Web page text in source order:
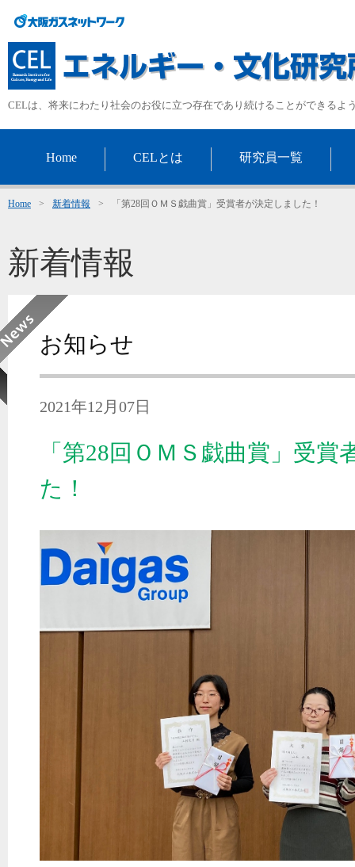
CELは、将来にわたり社会のお役に立つ存在であり続けることができるよ
Home CELとは 研究員一覧
Home > 新着情報 > 「第28回ＯＭＳ戯曲賞」受賞者が決定しました！
新着情報
お知らせ
2021年12月07日
「第28回ＯＭＳ戯曲賞」受賞
た！